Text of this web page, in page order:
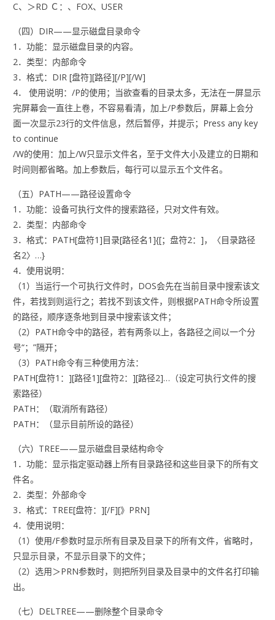
C、＞RD Ｃ：、FOX、USER
（四）DIR——显示磁盘目录命令
1．功能：显示磁盘目录的内容。
2．类型：内部命令
3．格式：DIR [盘符][路径][/P][/W]
4． 使用说明：/P的使用；当欲查看的目录太多，无法在一屏显示
完屏幕会一直往上卷，不容易看清，加上/P参数后，屏幕上会分
面一次显示23行的文件信息，然后暂停，并提示；Press any key
to continue
/W的使用：加上/W只显示文件名，至于文件大小及建立的日期和
时间则都省略。加上参数后，每行可以显示五个文件名。
（五）PATH——路径设置命令
1．功能：设备可执行文件的搜索路径，只对文件有效。
2．类型：内部命令
3．格式：PATH[盘符1]目录[路径名1]{[；盘符2：]，〈目录路径
名2〉…}
4．使用说明：
（1）当运行一个可执行文件时，DOS会先在当前目录中搜索该文
件，若找到则运行之；若找不到该文件，则根据PATH命令所设置
的路径，顺序逐条地到目录中搜索该文件；
（2）PATH命令中的路径，若有两条以上，各路径之间以一个分
号“；”隔开；
（3）PATH命令有三种使用方法：
PATH[盘符1：][路径1][盘符2：][路径2]…（设定可执行文件的搜
索路径）
PATH：（取消所有路径）
PATH：（显示目前所设的路径）
（六）TREE——显示磁盘目录结构命令
1．功能：显示指定驱动器上所有目录路径和这些目录下的所有文
件名。
2．类型：外部命令
3．格式：TREE[盘符：][/F][》PRN]
4．使用说明：
（1）使用/F参数时显示所有目录及目录下的所有文件，省略时，
只显示目录，不显示目录下的文件；
（2）选用＞PRN参数时，则把所列目录及目录中的文件名打印输
出。
（七）DELTREE——删除整个目录命令